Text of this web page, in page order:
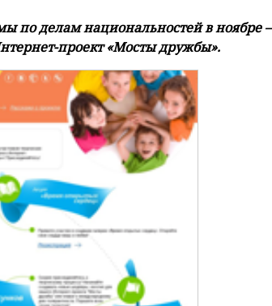
по делам национальностей в ноябре –
проект «Мосты дружбы».